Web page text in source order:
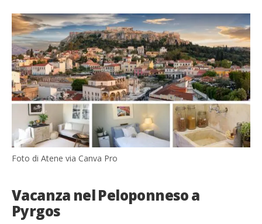
Foto di Atene via Canva Pro
Vacanza nel Peloponneso a
Pyrgos